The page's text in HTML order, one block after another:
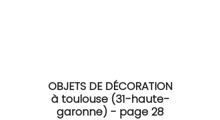
OBJETS DE DÉCORATION
à toulouse (31-haute-
garonne) - page 28